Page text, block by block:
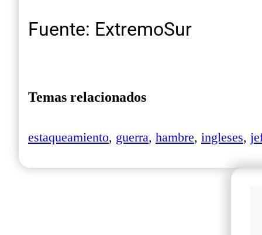
Fuente: ExtremoSur
Temas relacionados
estaqueamiento, guerra, hambre, ingleses,